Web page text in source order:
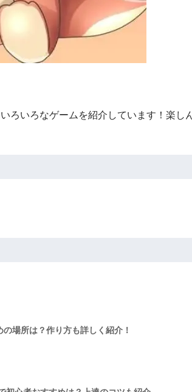
ろいろなゲームを紹介しています！楽し
場所は？作り方も詳しく紹介！